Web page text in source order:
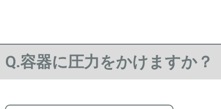
Q.容器に圧力をかけますか？